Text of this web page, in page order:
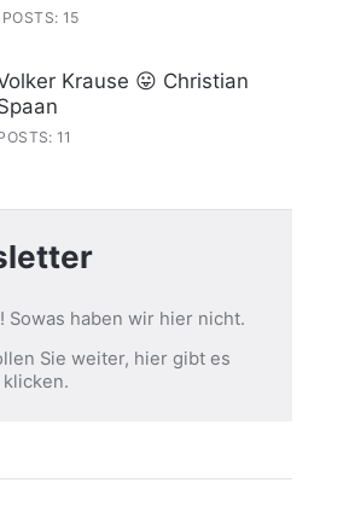
POSTS: 15
Krause 😛 Christian
11
Sowas haben wir hier nicht.
Sie weiter, hier gibt es